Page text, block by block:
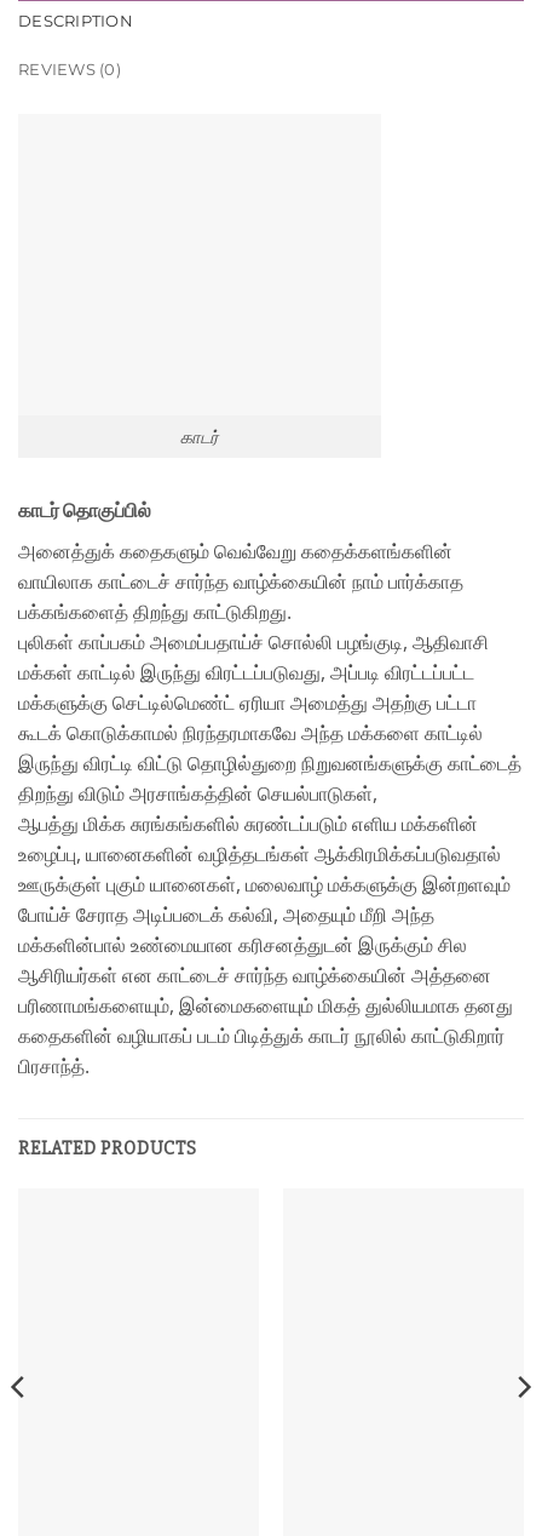
DESCRIPTION
REVIEWS (0)
காடர்
காடர் தொகுப்பில்
அனைத்துக் கதைகளும் வெவ்வேறு கதைக்களங்களின்
வாயிலாக காட்டைச் சார்ந்த வாழ்க்கையின் நாம் பார்க்காத
பக்கங்களைத் திறந்து காட்டுகிறது.
புலிகள் காப்பகம் அமைப்பதாய்ச் சொல்லி பழங்குடி, ஆதிவாசி
மக்கள் காட்டில் இருந்து விரட்டப்படுவது, அப்படி விரட்டப்பட்ட
மக்களுக்கு செட்டில்மெண்ட் ஏரியா அமைத்து அதற்கு பட்டா
கூடக் கொடுக்காமல் நிரந்தரமாகவே அந்த மக்களை காட்டில்
இருந்து விரட்டி விட்டு தொழில்துறை நிறுவனங்களுக்கு காட்டைத்
திறந்து விடும் அரசாங்கத்தின் செயல்பாடுகள்,
ஆபத்து மிக்க சுரங்கங்களில் சுரண்டப்படும் எளிய மக்களின்
உழைப்பு, யானைகளின் வழித்தடங்கள் ஆக்கிரமிக்கப்படுவதால்
ஊருக்குள் புகும் யானைகள், மலைவாழ் மக்களுக்கு இன்றளவும்
போய்ச் சேராத அடிப்படைக் கல்வி, அதையும் மீறி அந்த
மக்களின்பால் உண்மையான கரிசனத்துடன் இருக்கும் சில
ஆசிரியர்கள் என காட்டைச் சார்ந்த வாழ்க்கையின் அத்தனை
பரிணாமங்களையும், இன்மைகளையும் மிகத் துல்லியமாக தனது
கதைகளின் வழியாகப் படம் பிடித்துக் காடர் நூலில் காட்டுகிறார்
பிரசாந்த்.
RELATED PRODUCTS